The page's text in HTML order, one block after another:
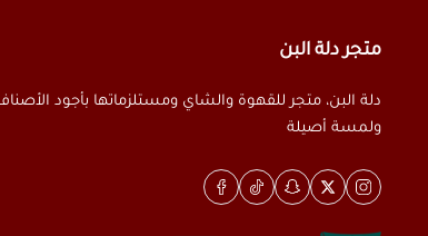
متجر دلة البن
دلة البن، متجر للقهوة والشاي ومستلزماتها بأجود
ولمسة أصيلة